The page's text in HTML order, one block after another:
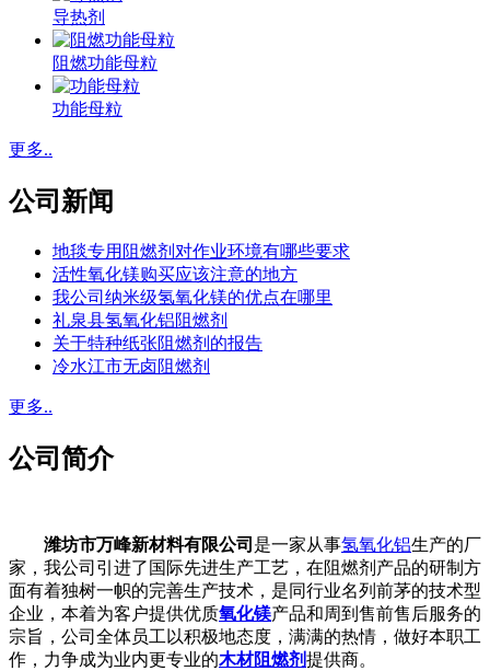
导热剂
阻燃功能母粒
功能母粒
更多..
公司新闻
地毯专用阻燃剂对作业环境有哪些要求
活性氧化镁购买应该注意的地方
我公司纳米级氢氧化镁的优点在哪里
礼泉县氢氧化铝阻燃剂
关于特种纸张阻燃剂的报告
冷水江市无卤阻燃剂
更多..
公司简介
潍坊市万峰新材料有限公司 是一家从事氢氧化铝生产的厂
家，我公司引进了国际先进生产工艺，在阻燃剂产品的研制方
面有着独树一帜的完善生产技术，是同行业名列前茅的技术型
企业，本着为客户提供优质氧化镁产品和周到售前售后服务的
宗旨，公司全体员工以积极地态度，满满的热情，做好本职工
作，力争成为业内更专业的木材阻燃剂提供商。